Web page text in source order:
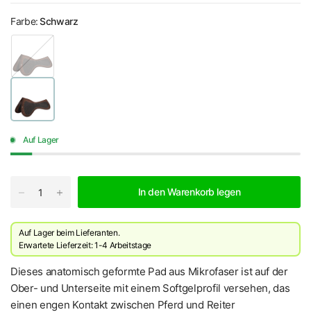
Farbe:Schwarz
h
w
z
/
B
r
a
Auf Lager
In den Warenkorb legen
Auf Lager beim Lieferanten.
Erwartete Lieferzeit: 1-4 Arbeitstage
Dieses anatomisch geformte Pad aus Mikrofaser ist auf der
Ober- und Unterseite mit einem Softgelprofil versehen, das
einen engen Kontakt zwischen Pferd und Reiter